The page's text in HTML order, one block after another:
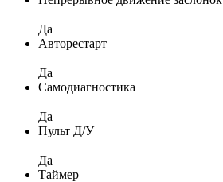
Да
Авторестарт
Да
Самодиагностика
Да
Пульт Д/У
Да
Таймер